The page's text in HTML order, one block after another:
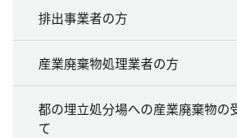
排出事業者の方
産業廃棄物処理業者の方
都の埋立処分場への産業廃棄物の
て